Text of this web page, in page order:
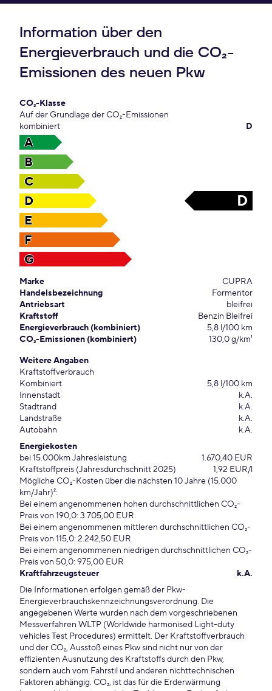
Information über den
Energieverbrauch und die CO₂-
Emissionen des neuen Pkw
CO₂-Klasse
Auf der Grundlage der CO₂-Emissionen
kombiniert
D
A
B
C
D
D
E
F
G
Marke
CUPRA
Handelsbezeichnung
Formentor
Antriebsart
bleifrei
Kraftstoff
Benzin Bleifrei
Energieverbrauch (kombiniert)
5,8 l/100 km
CO₂-Emissionen (kombiniert)
130,0 g/km¹
Weitere Angaben
Kraftstoffverbrauch
Kombiniert
5,8 l/100 km
Innenstadt
k.A.
Stadtrand
k.A.
Landstraße
k.A.
Autobahn
k.A.
Energiekosten
bei 15.000km Jahresleistung
1.670,40 EUR
Kraftstoffpreis (Jahresdurchschnitt 2025)
1,92 EUR/l
Mögliche CO₂-Kosten über die nächsten 10 Jahre (15.000
km/Jahr)²:
Bei einem angenommenen hohen durchschnittlichen CO₂-
Preis von 190,0: 3.705,00 EUR.
Bei einem angenommenen mittleren durchschnittlichen CO₂-
Preis von 115,0: 2.242,50 EUR.
Bei einem angenommenen niedrigen durchschnittlichen CO₂-
Preis von 50,0: 975,00 EUR
Kraftfahrzeugsteuer
k.A.
Die Informationen erfolgen gemäß der Pkw-
Energieverbrauchskennzeichnungsverordnung. Die
angegebenen Werte wurden nach dem vorgeschriebenen
Messverfahren WLTP (Worldwide harmonised Light-duty
vehicles Test Procedures) ermittelt. Der Kraftstoffverbrauch
und der CO₂, Ausstoß eines Pkw sind nicht nur von der
effizienten Ausnutzung des Kraftstoffs durch den Pkw,
sondern auch vom Fahrstil und anderen nichttechnischen
Faktoren abhängig. CO₂, ist das für die Erderwärmung